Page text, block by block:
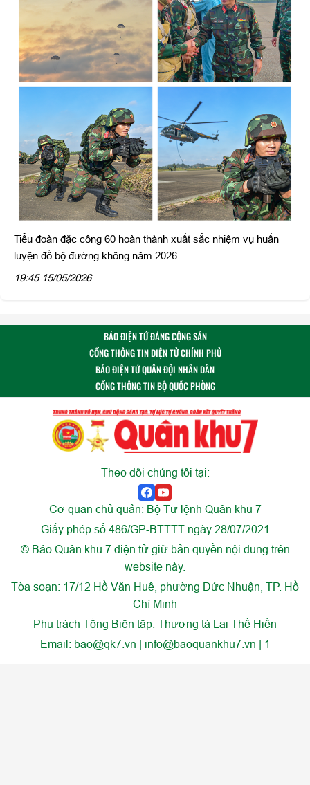
Tiểu đoàn đặc công 60 hoàn thành xuất sắc nhiệm vụ huấn
luyện đổ bộ đường không năm 2026
19:45 15/05/2026
BÁO ĐIỆN TỬ ĐẢNG CỘNG SẢN
CỔNG THÔNG TIN ĐIỆN TỬ CHÍNH PHỦ
BÁO ĐIỆN TỬ QUÂN ĐỘI NHÂN DÂN
CỔNG THÔNG TIN BỘ QUỐC PHÒNG
Theo dõi chúng tôi tại:
Cơ quan chủ quản: Bộ Tư lệnh Quân khu 7
Giấy phép số 486/GP-BTTTT ngày 28/07/2021
© Báo Quân khu 7 điện tử giữ bản quyền nội dung trên
website này.
Tòa soạn: 17/12 Hồ Văn Huê, phường Đức Nhuận, TP. Hồ
Chí Minh
Phụ trách Tổng Biên tập: Thượng tá Lại Thế Hiền
Email: bao@qk7.vn | info@baoquankhu7.vn | 1